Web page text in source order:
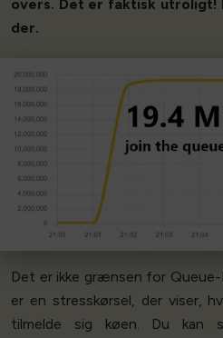
overs. Det er faktisk
der.
Det er over 300.000
i
Kom I
Det er ikke grænsen for
er en stresskørsel, der viser,
tilmelde sig køen. Du kan